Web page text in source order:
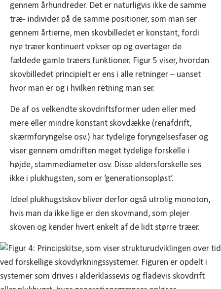
gennem århundreder. Det er naturligvis ikke de samme
træ- individer på de samme positioner, som man ser
gennem årtierne, men skovbilledet er konstant, fordi
nye træer kontinuert vokser op og overtager de
fældede gamle træers funktioner. Figur 5 viser, hvordan
skovbilledet principielt er ens i alle retninger – uanset
hvor man er og i hvilken retning man ser.
De af os velkendte skovdriftsformer uden eller med
mere eller mindre konstant skovdække (renafdrift,
skærmforyngelse osv.) har tydelige foryngelsesfaser og
viser gennem omdriften meget tydelige forskelle i
højde, stammediameter osv. Disse aldersforskelle ses
ikke i plukhugsten, som er ’generationsopløst’.
Ideel plukhugstskov bliver derfor også utrolig monoton,
hvis man da ikke lige er den skovmand, som plejer
skoven og kender hvert enkelt af de lidt større træer.